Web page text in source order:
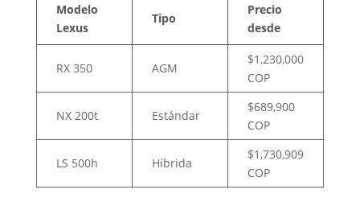
Modelo
Lexus
Tipo
Precio
desde
RX 350 AGM
$1,230,000
COP
NX 200t Estándar
$689,900
COP
LS 500h Híbrida
$1,730,909
COP